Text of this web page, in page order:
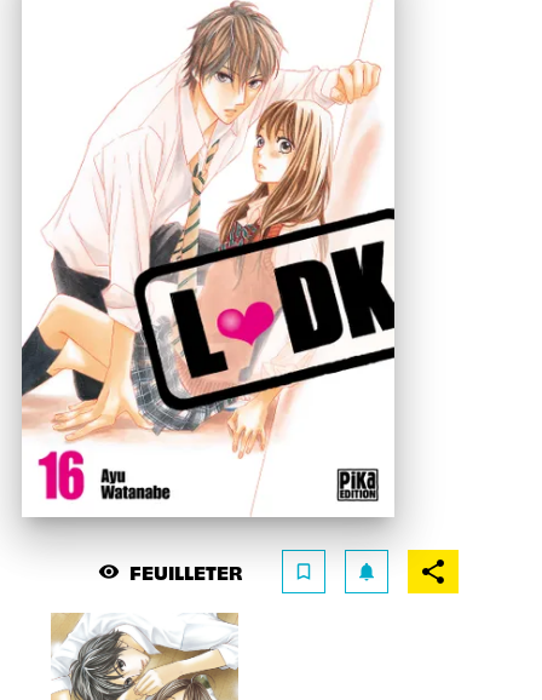
visibility FEUILLETER bookmark_border notifications